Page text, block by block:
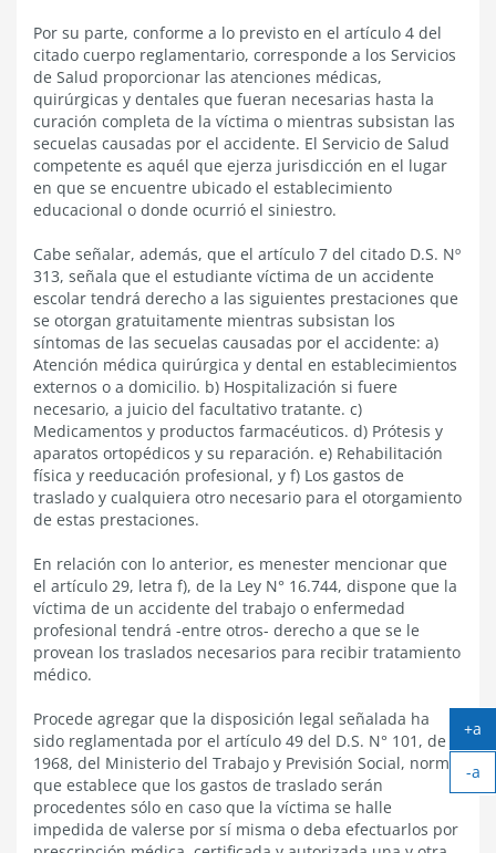
Por su parte, conforme a lo previsto en el artículo 4 del
citado cuerpo reglamentario, corresponde a los Servicios
de Salud proporcionar las atenciones médicas,
quirúrgicas y dentales que fueran necesarias hasta la
curación completa de la víctima o mientras subsistan las
secuelas causadas por el accidente. El Servicio de Salud
competente es aquél que ejerza jurisdicción en el lugar
en que se encuentre ubicado el establecimiento
educacional o donde ocurrió el siniestro.
Cabe señalar, además, que el artículo 7 del citado D.S. Nº
313, señala que el estudiante víctima de un accidente
escolar tendrá derecho a las siguientes prestaciones que
se otorgan gratuitamente mientras subsistan los
síntomas de las secuelas causadas por el accidente: a)
Atención médica quirúrgica y dental en establecimientos
externos o a domicilio. b) Hospitalización si fuere
necesario, a juicio del facultativo tratante. c)
Medicamentos y productos farmacéuticos. d) Prótesis y
aparatos ortopédicos y su reparación. e) Rehabilitación
física y reeducación profesional, y f) Los gastos de
traslado y cualquiera otro necesario para el otorgamiento
de estas prestaciones.
En relación con lo anterior, es menester mencionar que
el artículo 29, letra f), de la Ley N° 16.744, dispone que la
víctima de un accidente del trabajo o enfermedad
profesional tendrá -entre otros- derecho a que se le
provean los traslados necesarios para recibir tratamiento
médico.
Procede agregar que la disposición legal señalada ha
sido reglamentada por el artículo 49 del D.S. N° 101, de
1968, del Ministerio del Trabajo y Previsión Social, norma
que establece que los gastos de traslado serán
procedentes sólo en caso que la víctima se halle
impedida de valerse por sí misma o deba efectuarlos por
+a
-a